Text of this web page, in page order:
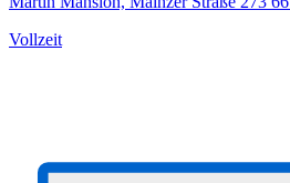
Vollzeit